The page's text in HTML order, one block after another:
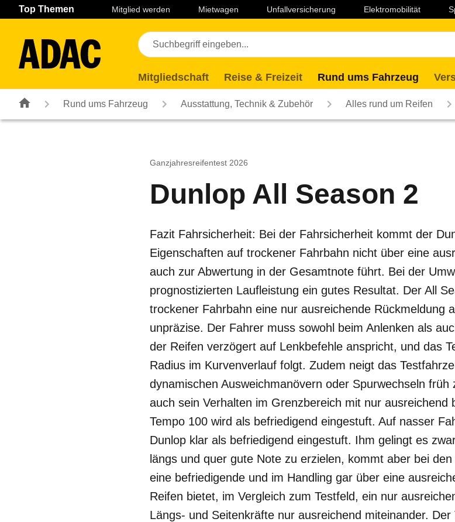
Navigation Seiteninhalt Fußzeile
Top Themen Mitglied werden Mietwagen Unfallversicherung Elektromobilität
Mitgliedschaft Reise & Freizeit Rund ums Fahrzeug
Rund ums Fahrzeug Ausstattung, Technik & Zubehör Alles rund um Reifen
Ganzjahresreifentest 2026
Dunlop All Season 2
Fazit Fahrsicherheit: Bei der Fahrsicherheit kommt der
Eigenschaften auf trockener Fahrbahn nicht über eine
auch zur Abwertung in der Gesamtnote führt. Bei der
prognostizierten Laufleistung ein gutes Resultat. Der All
trockener Fahrbahn eine nur ausreichende Rückmeldung
unpräzise. Der Fahrer muss sowohl beim Anlenken als
der Reifen verzögert auf Lenkbefehle anspricht, und das
Radius im Kurvenverlauf folgt. Zudem neigt das
dynamischen Ausweichmanövern oder Spurwechseln
auch sein Verhalten im Grenzbereich mit nur ausreichend
Tempo 100 wird als befriedigend eingestuft. Auf nasser
Dunlop klar als befriedigend eingestuft. Ihm gelingt es
längs und quer gute Note zu erzielen, kommt aber bei
eine befriedigende und im Handling gar über eine
Reifen bietet, im Vergleich zum Testfeld, ein nur
Längs- und Seitenkräfte nur ausreichend miteinander.